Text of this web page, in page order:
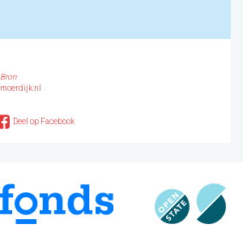
Bron
moerdijk.nl
Deel op Facebook